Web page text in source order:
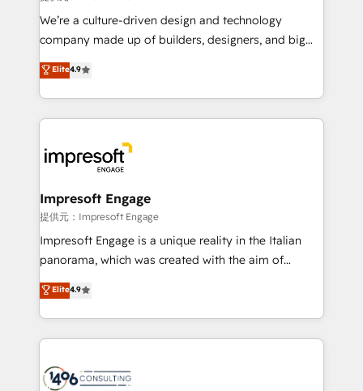
Portuguese, and English to design scalable strategies
that drive measurable growth. 🌎 Highlights: • 10+
Platform Migration Excellence. • Top 3 Partner of the
Year LATAM 2022, 2023, 2024, 2025. • Partner of the
business with HubSpot? Let Cebra’s experts help
you grow faster, smarter, and with impact.
We’re a culture-driven design and technology
company made up of builders, designers, and big
thinkers. We blend strategy, design, and
development—always fueled by curiosity—to turn
ideas, opportunities, and challenges into meaningful
experiences. To us, technology is more than just
and—most importantly—simple. That’s why we lean
into bold ideas and shape them into thoughtful
products and strategies that actually make a
difference.
Elite4.9
Impresoft Engage
提供元：Impresoft Engage
Impresoft Engage is a unique reality in the Italian
panorama, which was created with the aim of
putting Customer Experience at the center by
creating digital environments capable of integrating
people, processes and data. We offer the best
digital solutions on the market, ranging from CRM
marketing automation to online and offline sales
Elite4.9